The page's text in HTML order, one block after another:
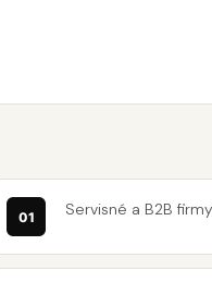
Servisné a B2B